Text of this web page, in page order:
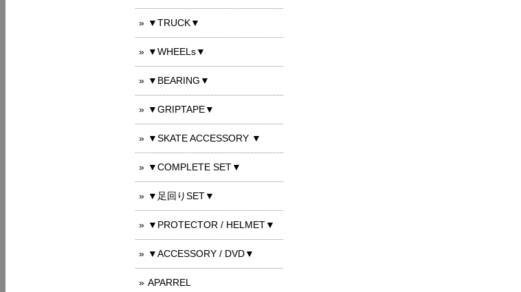
▼TRUCK▼
▼WHEELs▼
▼BEARING▼
▼GRIPTAPE▼
▼SKATE ACCESSORY ▼
▼COMPLETE SET▼
▼足回りSET▼
▼PROTECTOR / HELMET▼
▼ACCESSORY / DVD▼
APARREL